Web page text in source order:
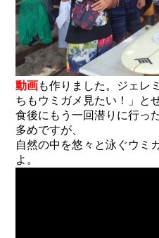
動画も作りました。ジェレ
ちもウミガメ見たい！」と
食後にもう一回潜りに行っ
多めですが、
自然の中を悠々と泳ぐウミ
よ。